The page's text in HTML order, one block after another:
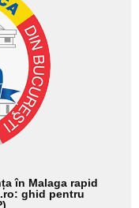
în Malaga rapid
ghid pentru